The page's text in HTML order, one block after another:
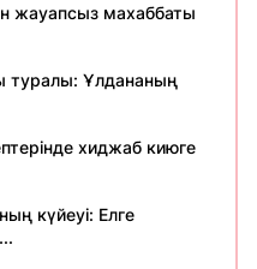
жауапсыз махаббаты
туралы: Ұлдананың
хиджаб киюге
күйеуі: Елге